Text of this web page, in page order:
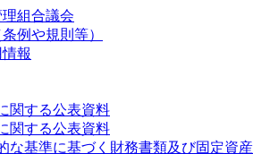
組合議会
例や規則等）
報
関する公表資料
関する公表資料
な基準に基づく財務書類及び固定資